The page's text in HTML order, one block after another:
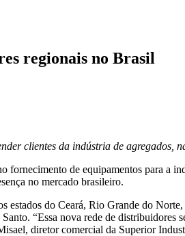
regionais no Brasil
clientes da indústria de agregados,
de equipamentos para a
no mercado brasileiro.
estados do Ceará, Rio Grande do
“Essa nova rede de
diretor comercial da Superior